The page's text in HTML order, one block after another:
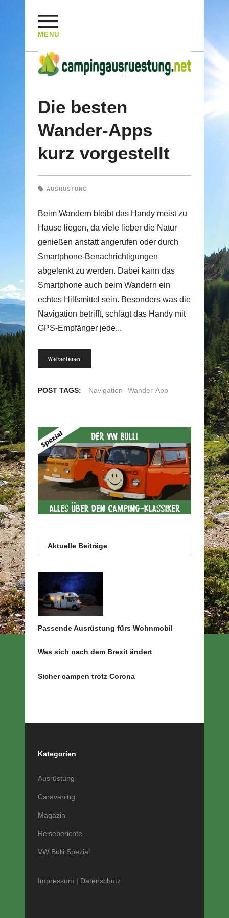
MENU
HOME/ Posts Tagged "Wander-App"
Die besten
Wander-Apps
kurz vorgestellt
AUSRÜSTUNG
Beim Wandern bleibt das Handy meist zu
Hause liegen, da viele lieber die Natur
genießen anstatt angerufen oder durch
Smartphone-Benachrichtigungen
abgelenkt zu werden. Dabei kann das
Smartphone auch beim Wandern ein
echtes Hilfsmittel sein. Besonders was die
Navigation betrifft, schlägt das Handy mit
GPS-Empfänger jede
Weiterlesen
POST TAGS: Navigation Wander-App
Aktuelle Beiträge
Passende Ausrüstung fürs Wohnmobil
Was sich nach dem Brexit ändert
Sicher campen trotz Corona
Kategorien
Ausrüstung
Caravaning
Magazin
Reiseberichte
VW Bulli Spezial
Impressum | Datenschutz